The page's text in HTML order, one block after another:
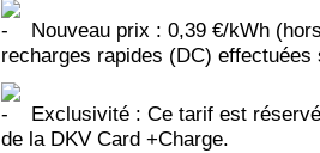
Nouveau prix : 0,39 €/kWh
recharges rapides (DC)
Exclusivité : Ce tarif est
de la DKV Card +Charge.